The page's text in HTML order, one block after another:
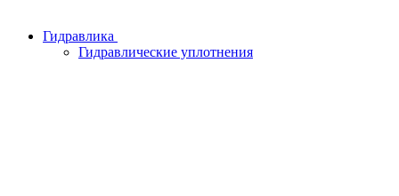
Гидравлика
Гидравлические уплотнения